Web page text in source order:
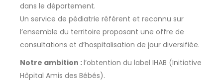
dans le département.
Un service de pédiatrie référent et reconnu sur
l’ensemble du territoire proposant une offre de
consultations et d’hospitalisation de jour diversifiée.
Notre ambition :l’obtention du label IHAB (Initiative
Hôpital Amis des Bébés).